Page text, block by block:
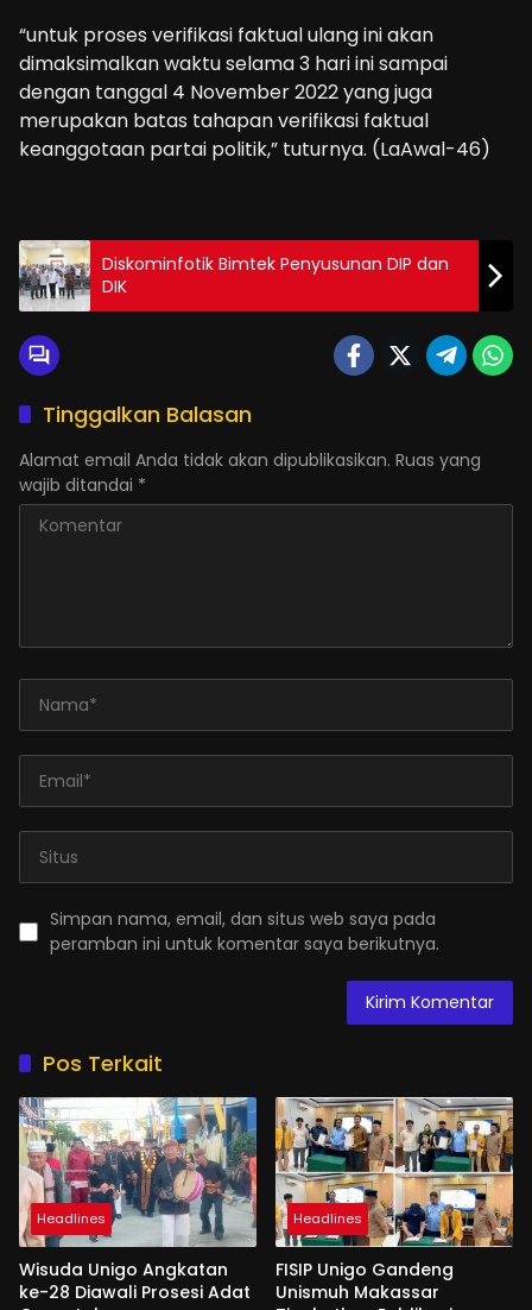
“untuk proses verifikasi faktual ulang ini akan
dimaksimalkan waktu selama 3 hari ini sampai
dengan tanggal 4 November 2022 yang juga
merupakan batas tahapan verifikasi faktual
keanggotaan partai politik,” tuturnya. (LaAwal-46)
Diskominfotik Bimtek Penyusunan DIP dan
DIK
Tinggalkan Balasan
Alamat email Anda tidak akan dipublikasikan. Ruas yang
wajib ditandai *
Simpan nama, email, dan situs web saya pada
peramban ini untuk komentar saya berikutnya.
Pos Terkait
Headlines
Wisuda Unigo Angkatan
ke-28 Diawali Prosesi Adat
Headlines
FISIP Unigo Gandeng
Unismuh Makassar